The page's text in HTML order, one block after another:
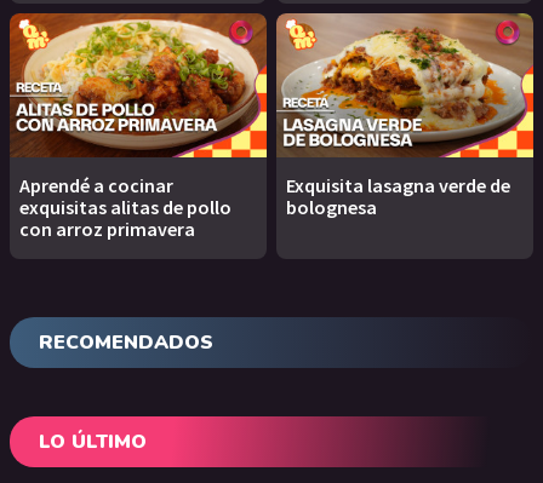
Aprendé a cocinar
exquisitas alitas de pollo
con arroz primavera
Exquisita lasagna verde de
bolognesa
RECOMENDADOS
LO ÚLTIMO